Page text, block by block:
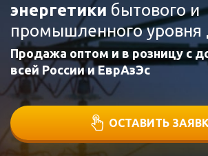
энергетики бытового и
промышленного уровня
Продажа оптом и в розницу с
всей России и ЕврАзЭс
ОСТАВИТЬ